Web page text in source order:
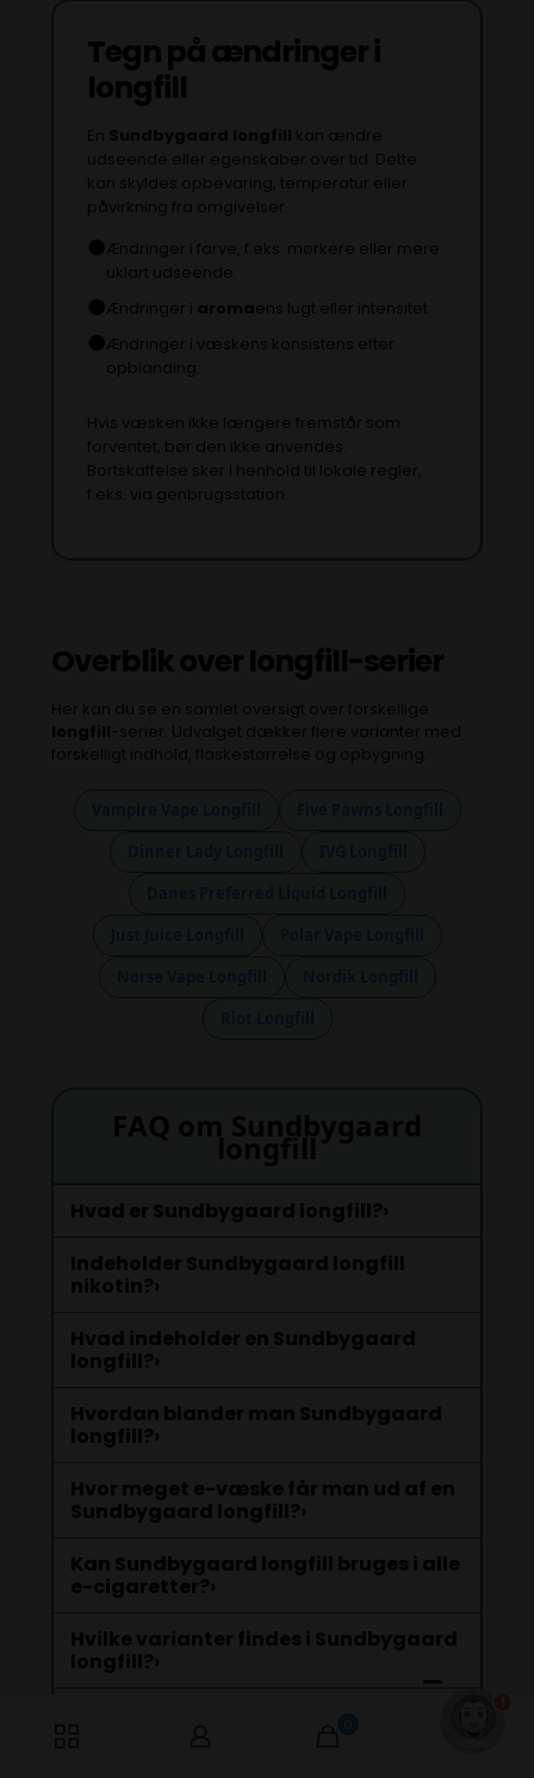
Tegn på ændringer i
longfill
En Sundbygaard longfill kan ændre
udseende eller egenskaber over tid. Dette
kan skyldes opbevaring, temperatur eller
påvirkning fra omgivelser.
●Ændringer i farve, f.eks. mørkere eller mere
uklart udseende.
●Ændringer i aromaens lugt eller intensitet.
●Ændringer i væskens konsistens efter
opblanding.
Hvis væsken ikke længere fremstår som
forventet, bør den ikke anvendes.
Bortskaffelse sker i henhold til lokale regler,
f.eks. via genbrugsstation.
Overblik over longfill-serier
Her kan du se en samlet oversigt over forskellige
longfill-serier. Udvalget dækker flere varianter med
forskelligt indhold, flaskestørrelse og opbygning.
FAQ om Sundbygaard
longfill
Hvad er Sundbygaard longfill?›
Indeholder Sundbygaard longfill
nikotin?›
Hvad indeholder en Sundbygaard
longfill?›
Hvordan blander man Sundbygaard
longfill?›
Hvor meget e-væske får man ud af en
Sundbygaard longfill?›
Kan Sundbygaard longfill bruges i alle
e-cigaretter?›
Hvilke varianter findes i Sundbygaard
longfill?›